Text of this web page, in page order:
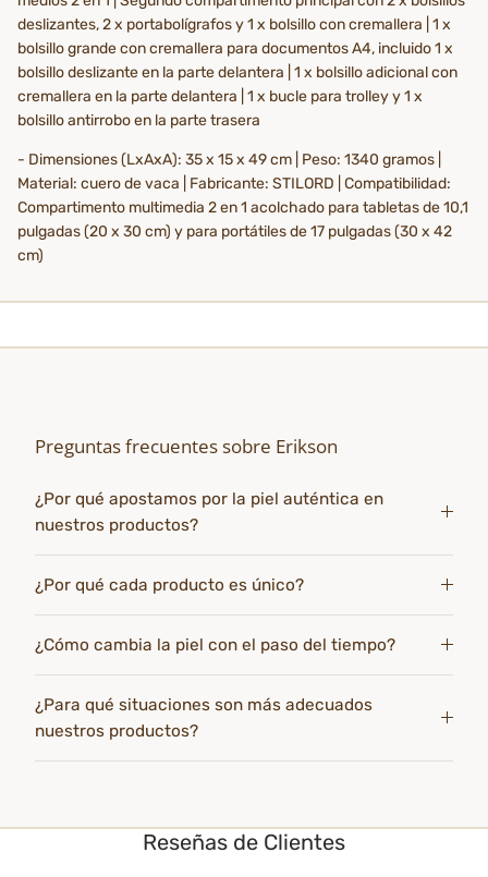
deslizantes, 2 x portabolígrafos y 1 x bolsillo con cremallera | 1 x
bolsillo grande con cremallera para documentos A4, incluido 1 x
bolsillo deslizante en la parte delantera | 1 x bolsillo adicional con
cremallera en la parte delantera | 1 x bucle para trolley y 1 x
bolsillo antirrobo en la parte trasera
- Dimensiones (LxAxA): 35 x 15 x 49 cm | Peso: 1340 gramos |
Material: cuero de vaca | Fabricante: STILORD | Compatibilidad:
Compartimento multimedia 2 en 1 acolchado para tabletas de 10,1
pulgadas (20 x 30 cm) y para portátiles de 17 pulgadas (30 x 42
cm)
Preguntas frecuentes sobre Erikson
¿Por qué apostamos por la piel auténtica en
nuestros productos?
¿Por qué cada producto es único?
¿Cómo cambia la piel con el paso del tiempo?
¿Para qué situaciones son más adecuados
nuestros productos?
Reseñas de Clientes